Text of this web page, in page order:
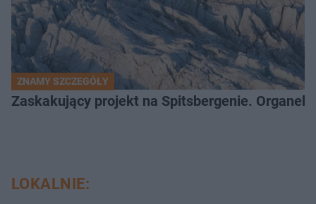
ZNAMY SZCZEGÓŁY
Zaskakujący projekt na Spitsbergenie.
LOKALNIE: